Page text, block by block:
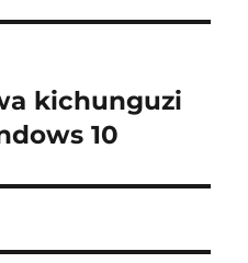
kichunguzi
10